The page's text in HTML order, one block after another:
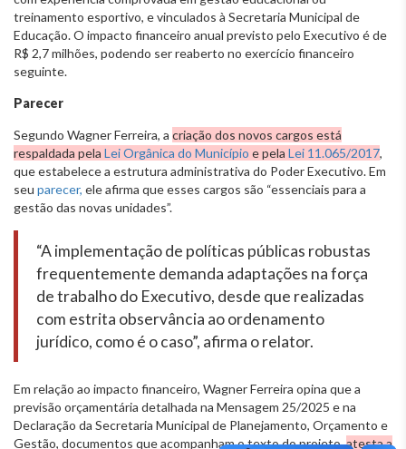
treinamento esportivo, e vinculados à Secretaria Municipal de
Educação. O impacto financeiro anual previsto pelo Executivo é de
R$ 2,7 milhões, podendo ser reaberto no exercício financeiro
seguinte.
Parecer
Segundo Wagner Ferreira, a criação dos novos cargos está
respaldada pela Lei Orgânica do Município e pela Lei 11.065/2017,
que estabelece a estrutura administrativa do Poder Executivo. Em
seu parecer, ele afirma que esses cargos são “essenciais para a
gestão das novas unidades”.
“A implementação de políticas públicas robustas
frequentemente demanda adaptações na força
de trabalho do Executivo, desde que realizadas
com estrita observância ao ordenamento
jurídico, como é o caso”, afirma o relator.
Em relação ao impacto financeiro, Wagner Ferreira opina que a
previsão orçamentária detalhada na Mensagem 25/2025 e na
Declaração da Secretaria Municipal de Planejamento, Orçamento e
Gestão, documentos que acompanham o texto do projeto,atesta a